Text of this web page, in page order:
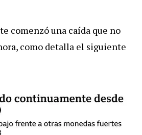
comenzó una caída que no
como detalla el siguiente